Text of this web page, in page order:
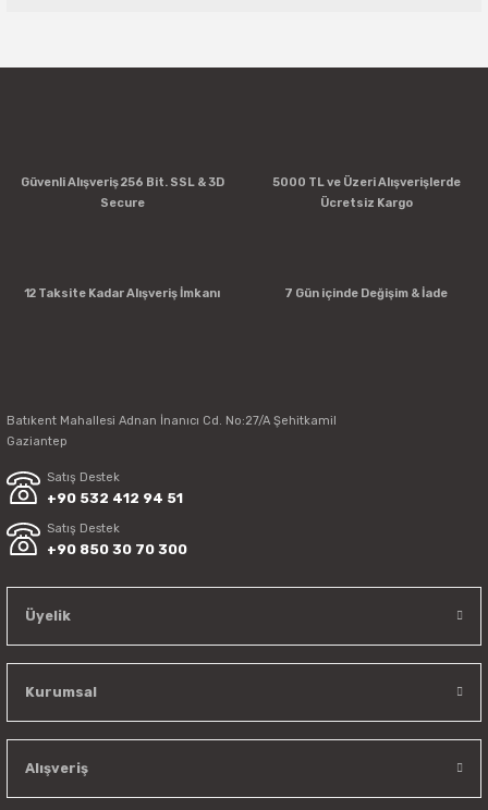
Yorum Yaz
Güvenli Alışveriş 256 Bit. SSL & 3D
Secure
5000 TL ve Üzeri Alışverişlerde
Ücretsiz Kargo
12 Taksite Kadar Alışveriş İmkanı 7 Gün içinde Değişim & İade
Batıkent Mahallesi Adnan İnanıcı Cd. No:27/A Şehitkamil
Gaziantep
Satış Destek
+90 532 412 94 51
Satış Destek
+90 850 30 70 300
Üyelik
Kurumsal
Alışveriş